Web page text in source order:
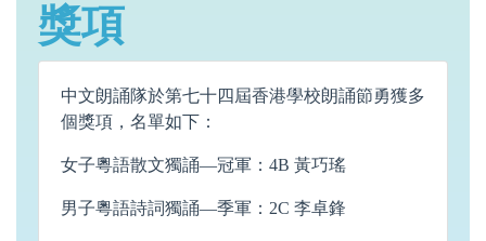
獎項
中文朗誦隊於第七十四屆香港學校朗誦節勇獲多
個獎項，名單如下：
女子粵語散文獨誦—冠軍：4B 黃巧瑤
男子粵語詩詞獨誦—季軍：2C 李卓鋒